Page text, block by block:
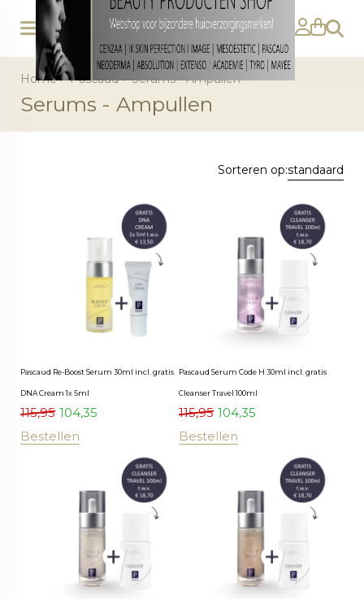
Home>Pascaud>Serums - Ampullen
Serums - Ampullen
Sorteren op:standaard
Pascaud Re-Boost Serum 30ml incl. gratis
DNA Cream 1x 5ml
115,95 104,35
Bestellen
Pascaud Serum Code H 30ml incl. gratis
Cleanser Travel 100ml
115,95 104,35
Bestellen